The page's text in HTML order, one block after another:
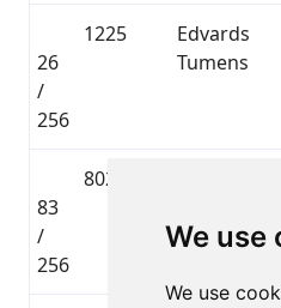
We use
We use
26
/
256
1225
Edvards
Tumens
83
/
256
802